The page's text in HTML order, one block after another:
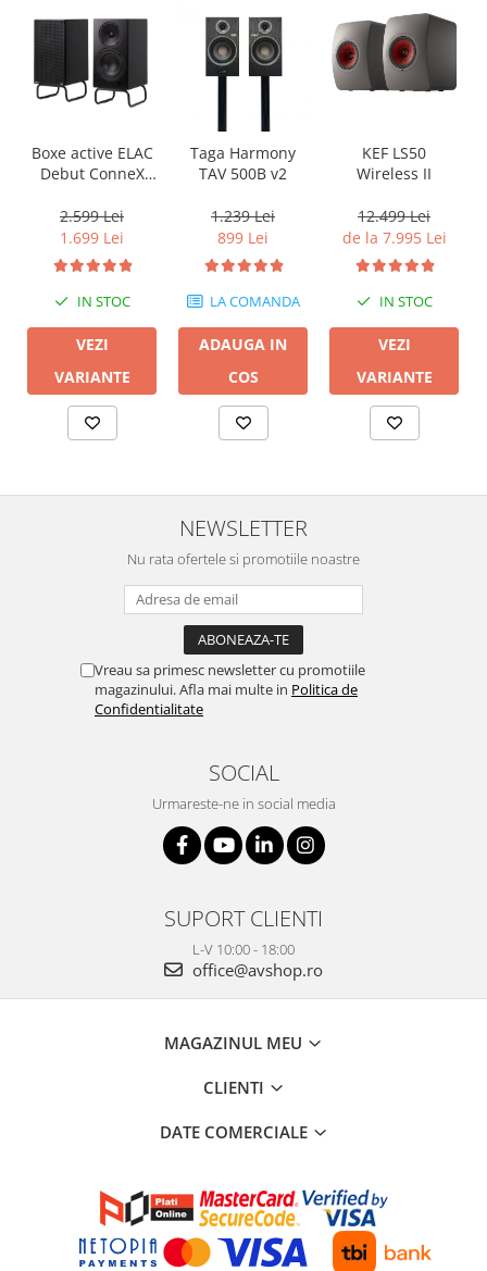
Boxe active ELAC
Debut ConneX
ARC
2.599 Lei
1.699 Lei
IN STOC
VEZI
VARIANTE
Taga Harmony
TAV 500B v2
1.239 Lei
899 Lei
LA COMANDA
ADAUGA IN
COS
KEF LS50
Wireless II
12.499 Lei
de la 7.995 Lei
IN STOC
VEZI
VARIANTE
NEWSLETTER
Nu rata ofertele si promotiile noastre
Vreau sa primesc newsletter cu promotiile
magazinului. Afla mai multe in Politica de
Confidentialitate
SOCIAL
Urmareste-ne in social media
SUPORT CLIENTI
L-V 10:00 - 18:00
office@avshop.ro
MAGAZINUL MEU
CLIENTI
DATE COMERCIALE